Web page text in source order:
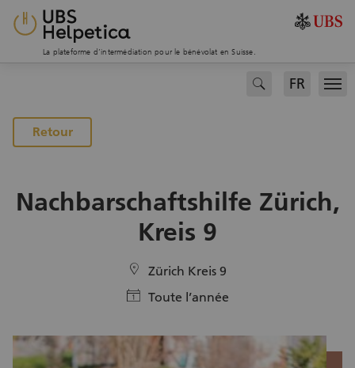
La plateforme d’intermédiation pour le bénévolat en Suisse.
search FR
RetourVers la page des projets
Nachbarschaftshilfe Zürich,
Kreis 9
location Zürich Kreis 9
calendar Toute l’année